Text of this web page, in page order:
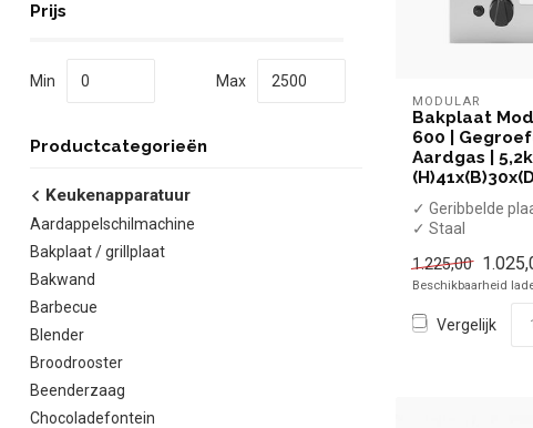
Prijs
Min Max
Productcategorieën
Keukenapparatuur
Aardappelschilmachine
Bakplaat / grillplaat
Bakwand
Barbecue
Blender
Broodrooster
Beenderzaag
Chocoladefontein
MODULAR
Bakplaat
600 |
Aardgas |
✓ Geribbelde
✓ Staal
✓ 5,2kW
✓ Gas
1.225,00
Beschikbaarheid
Vergelijk